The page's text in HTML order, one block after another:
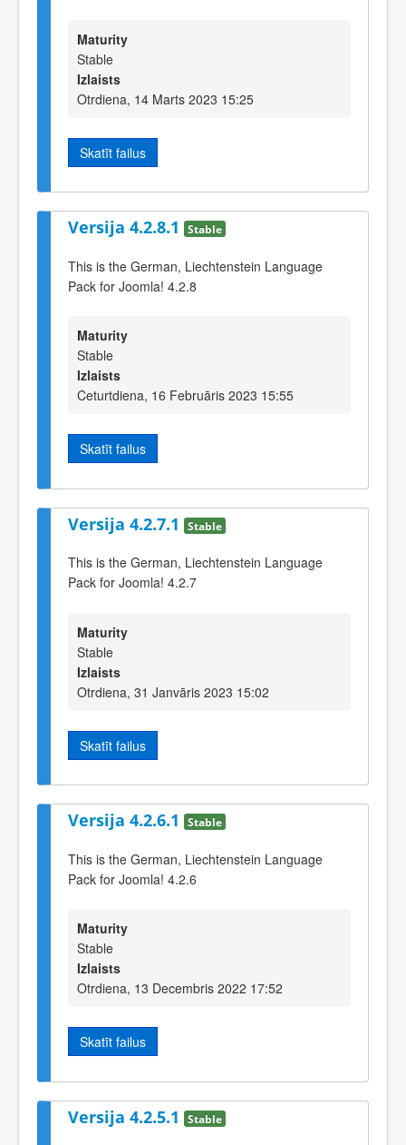
Maturity
Stable
Izlaists
Otrdiena, 14 Marts 2023 15:25
Skatīt failus
Versija 4.2.8.1 Stable
This is the German, Liechtenstein Language
Pack for Joomla! 4.2.8
Maturity
Stable
Izlaists
Ceturtdiena, 16 Februāris 2023 15:55
Skatīt failus
Versija 4.2.7.1 Stable
This is the German, Liechtenstein Language
Pack for Joomla! 4.2.7
Maturity
Stable
Izlaists
Otrdiena, 31 Janvāris 2023 15:02
Skatīt failus
Versija 4.2.6.1 Stable
This is the German, Liechtenstein Language
Pack for Joomla! 4.2.6
Maturity
Stable
Izlaists
Otrdiena, 13 Decembris 2022 17:52
Skatīt failus
Versija 4.2.5.1 Stable